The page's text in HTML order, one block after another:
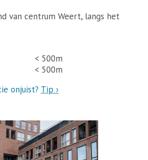
van centrum Weert, langs het
< 500m
< 500m
onjuist? Tip ›